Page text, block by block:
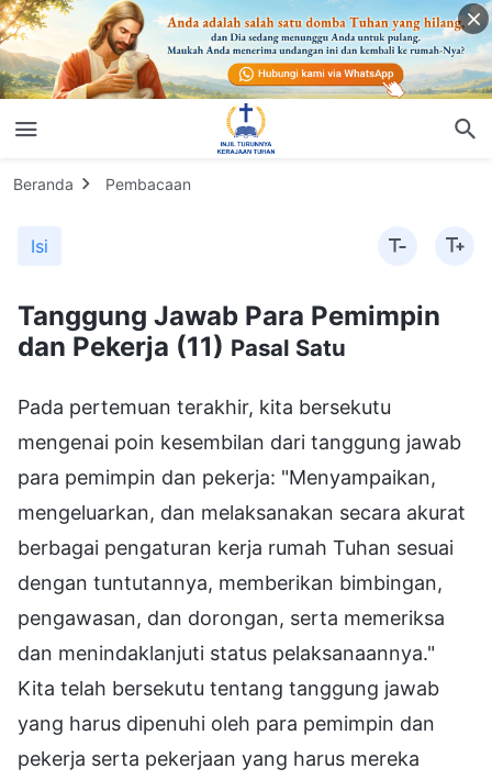
Beranda Pembacaan
Isi
Tanggung Jawab Para Pemimpin
dan Pekerja (11) Pasal Satu
Pada pertemuan terakhir, kita bersekutu
mengenai poin kesembilan dari tanggung jawab
para pemimpin dan pekerja: "Menyampaikan,
mengeluarkan, dan melaksanakan secara akurat
berbagai pengaturan kerja rumah Tuhan sesuai
dengan tuntutannya, memberikan bimbingan,
pengawasan, dan dorongan, serta memeriksa
dan menindaklanjuti status pelaksanaannya."
Kita telah bersekutu tentang tanggung jawab
yang harus dipenuhi oleh para pemimpin dan
pekerja serta pekerjaan yang harus mereka